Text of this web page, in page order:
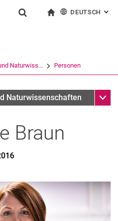
Springe direkt zu: Inhalt
Springe direkt zu: Suche
Springe direkt zu:
(öffnet externen Link in einem
DEUTSCH :
Naturwiss... Personen
Naturwissenschaften
Braun